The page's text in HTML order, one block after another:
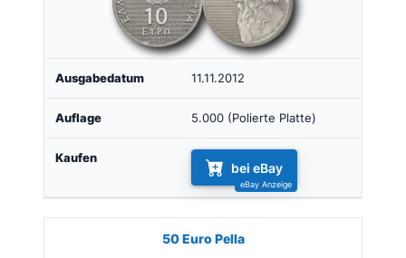
11.11.2012
5.000 (Polierte Platte)
bei eBay
50 Euro Pella